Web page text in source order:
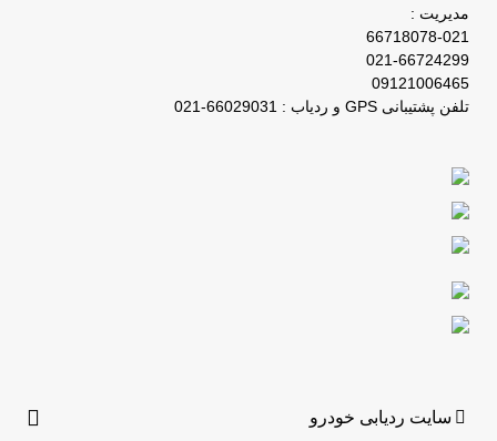
مدیریت :
66718078-021
021-66724299
09121006465
تلفن پشتیبانی GPS و ردیاب : 66029031-021
سایت ردیابی خودرو